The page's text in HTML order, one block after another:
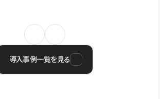
導入事例一覧を見る